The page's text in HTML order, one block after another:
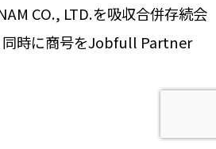
CO., LTD.を吸収合併存続会
同時に商号をJobfull Partner